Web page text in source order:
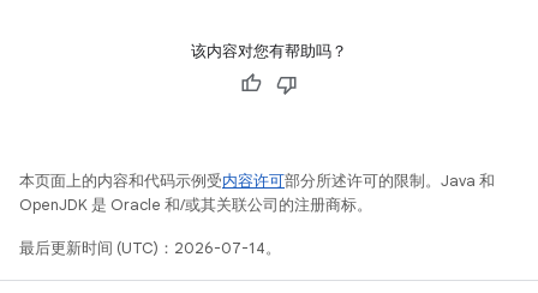
该内容对您有帮助吗？
本页面上的内容和代码示例受内容许可部分所述许可的限制。Java 和
OpenJDK 是 Oracle 和/或其关联公司的注册商标。
最后更新时间 (UTC)：2026-07-14。